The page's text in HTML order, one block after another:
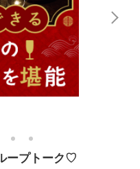
5 6
ープトーク♡